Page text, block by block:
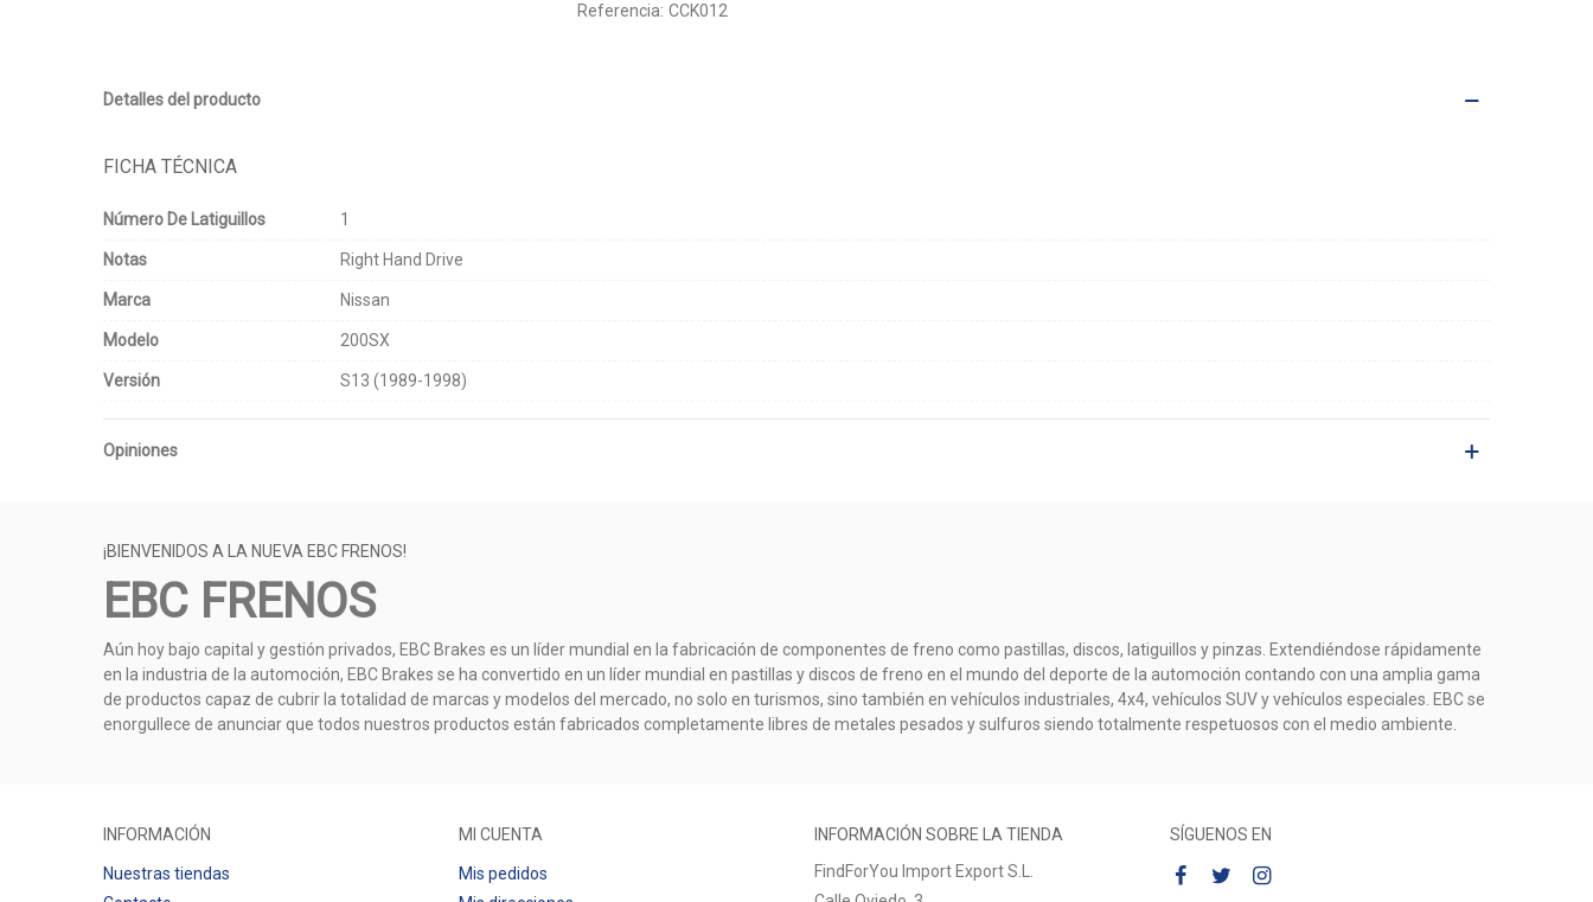
Referencia: CCK012
Detalles del producto
FICHA TÉCNICA
Número De Latiguillos 1
Notas Right Hand Drive
Marca Nissan
Modelo 200SX
Versión S13 (1989-1998)
Opiniones
¡BIENVENIDOS A LA NUEVA EBC FRENOS!
EBC FRENOS
Aún hoy bajo capital y gestión privados, EBC Brakes es un líder mundial en la fabricación de componentes de freno como pastillas, discos, latiguillos y pinzas. Extendiéndose rápidamente
en la industria de la automoción, EBC Brakes se ha convertido en un líder mundial en pastillas y discos de freno en el mundo del deporte de la automoción contando con una amplia gama
de productos capaz de cubrir la totalidad de marcas y modelos del mercado, no solo en turismos, sino también en vehículos industriales, 4x4, vehículos SUV y vehículos especiales. EBC se
enorgullece de anunciar que todos nuestros productos están fabricados completamente libres de metales pesados y sulfuros siendo totalmente respetuosos con el medio ambiente.
INFORMACIÓN
Nuestras tiendas
MI CUENTA
Mis pedidos
INFORMACIÓN SOBRE LA TIENDA
FindForYou Import Export S.L.
SÍGUENOS EN